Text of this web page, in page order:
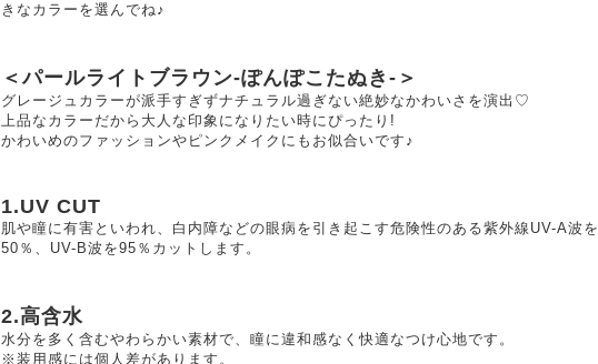
きなカラーを選んでね♪
＜パールライトブラウン-ぽんぽこたぬき-＞
グレージュカラーが派手すぎずナチュラル過ぎない絶妙なかわいさを演出♡
上品なカラーだから大人な印象になりたい時にぴったり!
かわいめのファッションやピンクメイクにもお似合いです♪
1.UV CUT
肌や瞳に有害といわれ、白内障などの眼病を引き起こす危険性のある紫外線UV-A波を
50％、UV-B波を95％カットします。
2.高含水
水分を多く含むやわらかい素材で、瞳に違和感なく快適なつけ心地です。
※装用感には個人差があります。